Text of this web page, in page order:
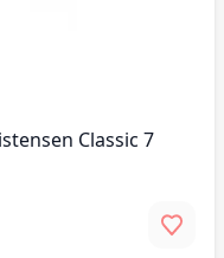
Classic 7